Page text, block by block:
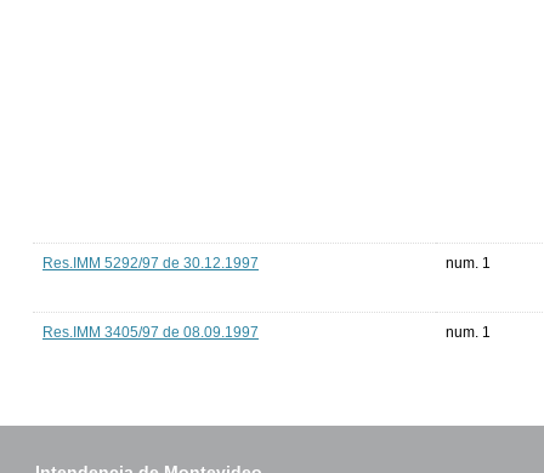
Res.IMM 5292/97 de 30.12.1997 num. 1
Res.IMM 3405/97 de 08.09.1997 num. 1